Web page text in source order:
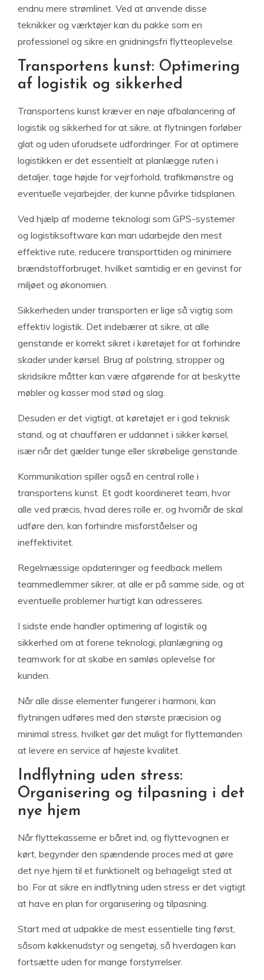
endnu mere strømlinet. Ved at anvende disse
teknikker og værktøjer kan du pakke som en
professionel og sikre en gnidningsfri flytteoplevelse.
Transportens kunst: Optimering
af logistik og sikkerhed
Transportens kunst kræver en nøje afbalancering af
logistik og sikkerhed for at sikre, at flytningen forløber
glat og uden uforudsete udfordringer. For at optimere
logistikken er det essentielt at planlægge ruten i
detaljer, tage højde for vejrforhold, trafikmønstre og
eventuelle vejarbejder, der kunne påvirke tidsplanen.
Ved hjælp af moderne teknologi som GPS-systemer
og logistiksoftware kan man udarbejde den mest
effektive rute, reducere transporttiden og minimere
brændstofforbruget, hvilket samtidig er en gevinst for
miljøet og økonomien.
Sikkerheden under transporten er lige så vigtig som
effektiv logistik. Det indebærer at sikre, at alle
genstande er korrekt sikret i køretøjet for at forhindre
skader under kørsel. Brug af polstring, stropper og
skridsikre måtter kan være afgørende for at beskytte
møbler og kasser mod stød og slag.
Desuden er det vigtigt, at køretøjet er i god teknisk
stand, og at chaufføren er uddannet i sikker kørsel,
især når det gælder tunge eller skrøbelige genstande.
Kommunikation spiller også en central rolle i
transportens kunst. Et godt koordineret team, hvor
alle ved præcis, hvad deres rolle er, og hvornår de skal
udføre den, kan forhindre misforståelser og
ineffektivitet.
Regelmæssige opdateringer og feedback mellem
teammedlemmer sikrer, at alle er på samme side, og at
eventuelle problemer hurtigt kan adresseres.
I sidste ende handler optimering af logistik og
sikkerhed om at forene teknologi, planlægning og
teamwork for at skabe en sømløs oplevelse for
kunden.
Når alle disse elementer fungerer i harmoni, kan
flytningen udføres med den største præcision og
minimal stress, hvilket gør det muligt for flyttemanden
at levere en service af højeste kvalitet.
Indflytning uden stress:
Organisering og tilpasning i det
nye hjem
Når flyttekasserne er båret ind, og flyttevognen er
kørt, begynder den spændende proces med at gøre
det nye hjem til et funktionelt og behageligt sted at
bo. For at sikre en indflytning uden stress er det vigtigt
at have en plan for organisering og tilpasning.
Start med at udpakke de mest essentielle ting først,
såsom køkkenudstyr og sengetøj, så hverdagen kan
fortsætte uden for mange forstyrrelser.